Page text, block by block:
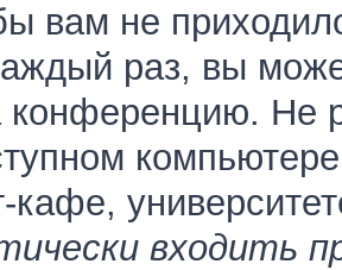
вам не
раз, вы
конференцию. Не
кафе,
входить